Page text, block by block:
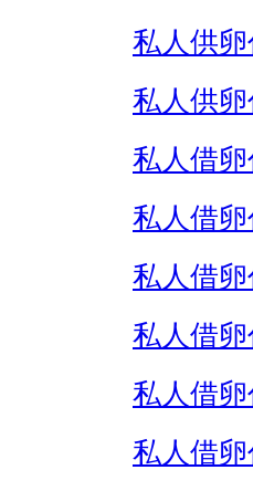
私人供
私人供
私人借
私人借
私人借
私人借
私人借
私人借